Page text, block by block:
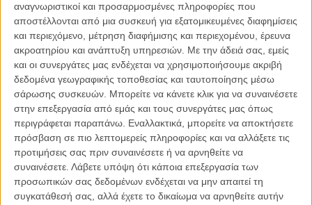
αναγνωριστικοί και προσαρμοσμένες πληροφορίες που
αποστέλλονται από μια συσκευή για εξατομικευμένες διαφημίσεις
και περιεχόμενο, μέτρηση διαφήμισης και περιεχομένου, έρευνα
ακροατηρίου και ανάπτυξη υπηρεσιών. Με την άδειά σας, εμείς
και οι συνεργάτες μας ενδέχεται να χρησιμοποιήσουμε ακριβή
δεδομένα γεωγραφικής τοποθεσίας και ταυτοποίησης μέσω
σάρωσης συσκευών. Μπορείτε να κάνετε κλικ για να συναινέσετε
στην επεξεργασία από εμάς και τους συνεργάτες μας όπως
περιγράφεται παραπάνω. Εναλλακτικά, μπορείτε να αποκτήσετε
πρόσβαση σε πιο λεπτομερείς πληροφορίες και να αλλάξετε τις
προτιμήσεις σας πριν συναινέσετε ή να αρνηθείτε να
συναινέσετε. Λάβετε υπόψη ότι κάποια επεξεργασία των
προσωπικών σας δεδομένων ενδέχεται να μην απαιτεί τη
συγκατάθεσή σας, αλλά έχετε το δικαίωμα να αρνηθείτε αυτήν
διαγωνισμό.
To 68o Φεστιβάλ Καννών διεξάγεται από τις 13 έως τις 24
Μαΐου. Τo Flix βρίσκεται εκεί για να σας μεταφέρει ζωντανά
όλα όσα συμβαίνουν, τη στιγμή που συμβαίνουν στο ειδικό
τμήμα του Flix που ανανεώνεται συνεχώς.